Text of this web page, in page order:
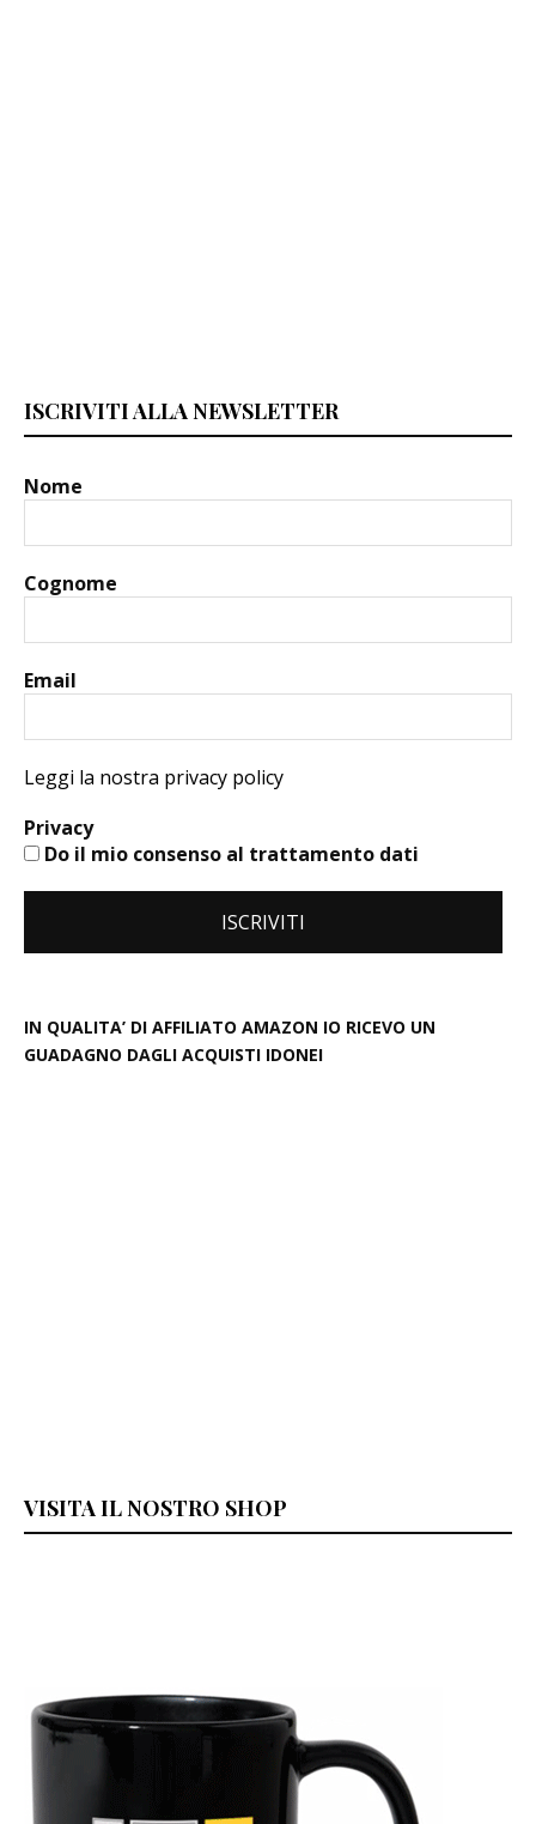
ISCRIVITI ALLA NEWSLETTER
Nome
Cognome
Email
Leggi la nostra privacy policy
Privacy
Do il mio consenso al trattamento dati
IN QUALITA’ DI AFFILIATO AMAZON IO RICEVO UN
GUADAGNO DAGLI ACQUISTI IDONEI
VISITA IL NOSTRO SHOP